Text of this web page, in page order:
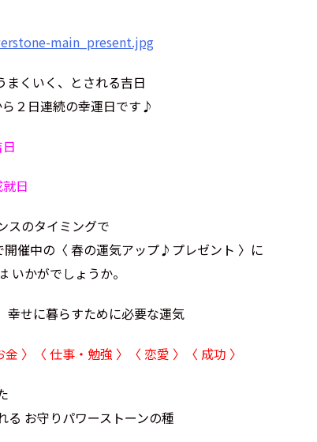
まくいく、とされる吉日
２日連続の幸運日です♪
日
スのタイミングで
開催中の〈 春の運気アップ♪プレゼント 〉に
いかがでしょうか。
幸せに暮らすために必要な運気
金 〉〈 仕事・勉強 〉〈 恋愛 〉〈 成功 〉
る お守りパワーストーンの種